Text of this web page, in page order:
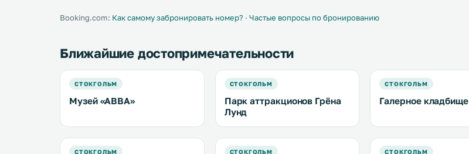
Booking.com: Как самому забронировать номер? · Частые вопросы по бронированию
Ближайшие достопримечательности
СТОКГОЛЬМ
Музей «ABBA»
СТОКГОЛЬМ
Парк аттракционов Грёна
Лунд
СТОКГОЛЬМ
Галерное кладбище
СТОКГОЛЬМ СТОКГОЛЬМ СТОКГОЛЬМ